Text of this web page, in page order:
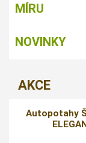
MÍRU
NOVINKY
AKCE
Autopotahy